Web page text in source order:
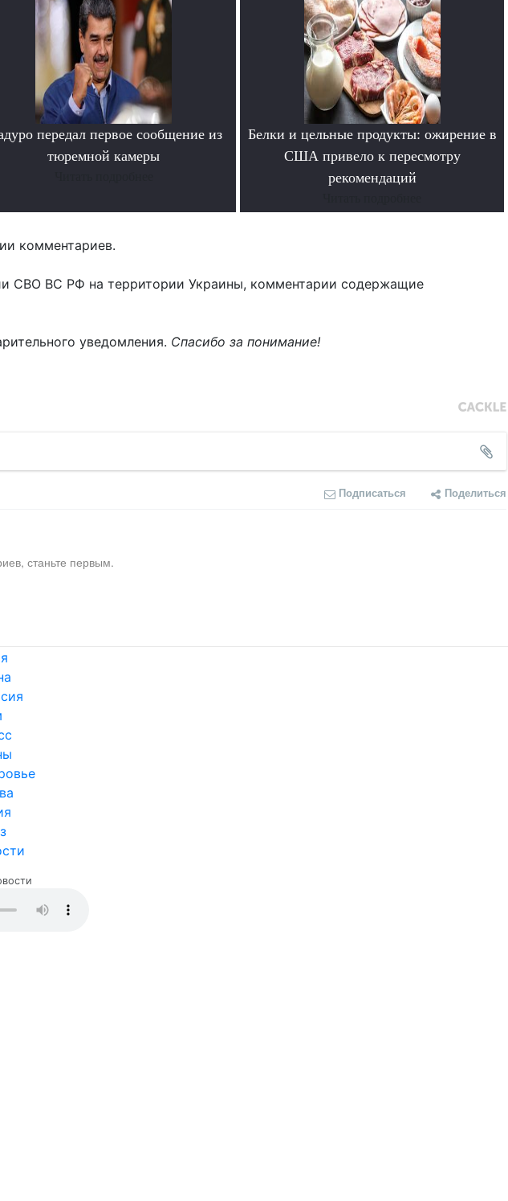
передал первое сообщение из
тюремной камеры
Белки и цельные продукты: ожирение в
США привело к пересмотру
рекомендаций
комментариев.
СВО ВС РФ на территории Украины, комментарии содержащие
уведомления. Спасибо за понимание!
Подписаться Поделиться
станьте первым.